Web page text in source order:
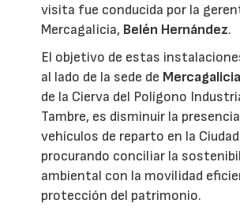
visita fue conducida por la
Mercagalicia, Belén Hernández.
El objetivo de estas
al lado de la sede de Mercagalicia
de la Cierva del Polígono
Tambre, es disminuir la
vehículos de reparto en la
procurando conciliar la
ambiental con la movilidad
protección del patrimonio.